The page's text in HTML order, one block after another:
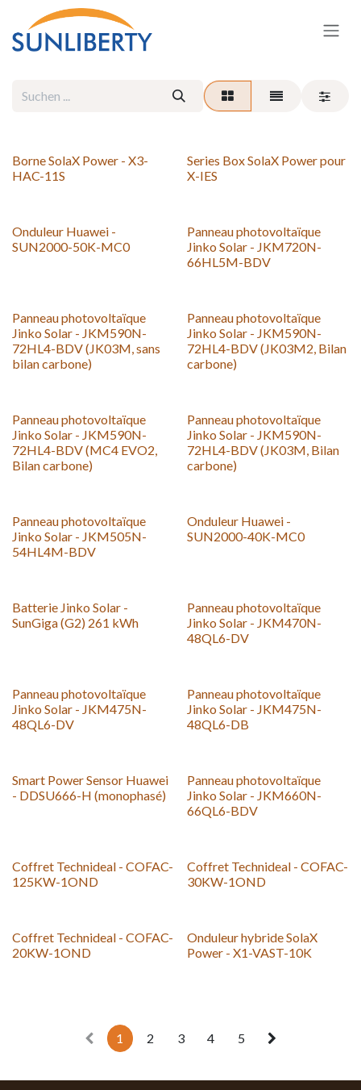
Zum Inhalt springen
Borne SolaX Power - X3-
HAC-11S
Series Box SolaX Power pour
X-IES
Onduleur Huawei -
SUN2000-50K-MC0
Panneau photovoltaïque
Jinko Solar - JKM720N-
66HL5M-BDV
Panneau photovoltaïque
Jinko Solar - JKM590N-
72HL4-BDV (JK03M, sans
bilan carbone)
Panneau photovoltaïque
Jinko Solar - JKM590N-
72HL4-BDV (JK03M2, Bilan
carbone)
Panneau photovoltaïque
Jinko Solar - JKM590N-
72HL4-BDV (MC4 EVO2,
Bilan carbone)
Panneau photovoltaïque
Jinko Solar - JKM590N-
72HL4-BDV (JK03M, Bilan
carbone)
Panneau photovoltaïque
Jinko Solar - JKM505N-
54HL4M-BDV
Onduleur Huawei -
SUN2000-40K-MC0
Batterie Jinko Solar -
SunGiga (G2) 261 kWh
Neu!
Panneau photovoltaïque
Jinko Solar - JKM470N-
48QL6-DV
Neu!
Panneau photovoltaïque
Jinko Solar - JKM475N-
48QL6-DV
Panneau photovoltaïque
Jinko Solar - JKM475N-
48QL6-DB
Smart Power Sensor Huawei
- DDSU666-H (monophasé)
Panneau photovoltaïque
Jinko Solar - JKM660N-
66QL6-BDV
Coffret Technideal - COFAC-
125KW-1OND
Coffret Technideal - COFAC-
30KW-1OND
Coffret Technideal - COFAC-
20KW-1OND
Onduleur hybride SolaX
Power - X1-VAST-10K
1 2 3 4 5